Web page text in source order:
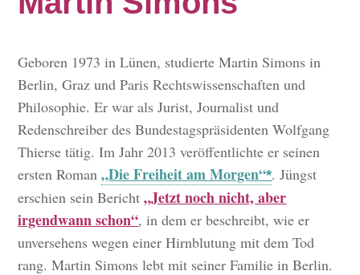
Geboren 1973 in Lünen, studierte Martin Simons in
Berlin, Graz und Paris Rechtswissenschaften und
Philosophie. Er war als Jurist, Journalist und
Redenschreiber des Bundestagspräsidenten Wolfgang
Thierse tätig. Im Jahr 2013 veröffentlichte er seinen
ersten Roman„Die Freiheit am Morgen“ . Jüngst
erschien sein Bericht„Jetzt noch nicht, aber
irgendwann schon“, in dem er beschreibt, wie er
unversehens wegen einer Hirnblutung mit dem Tod
rang. Martin Simons lebt mit seiner Familie in Berlin.